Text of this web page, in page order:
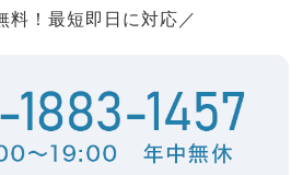
料！最短即日に対応／